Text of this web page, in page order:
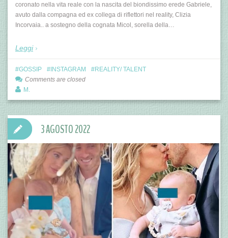
coronato nella vita reale con la nascita del biondissimo erede Gabriele,
avuto dalla compagna ed ex collega di riflettori nel reality, Clizia
Incorvaia.. a sostegno della cognata Micol, sorella della…
Leggi
GOSSIP INSTAGRAM
REALITY/ TALENT
Comments are closed
M.
3 AGOSTO 2022